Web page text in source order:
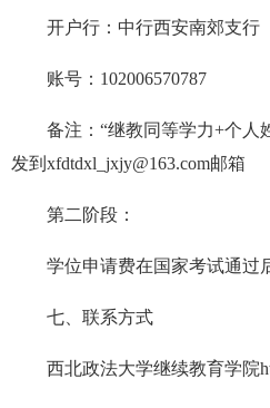
开户行：中行西安南郊支行
账号：102006570787
备注： “继教同等学力+个人
发到 xfdtdxl_jxjy@163.com邮箱
第二阶段：
学位申请费在国家考试通过
七、联系方式
西北政法大学继续教育学院